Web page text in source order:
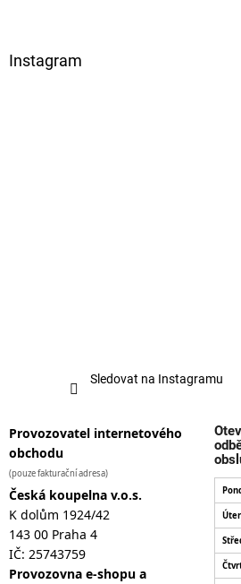
Instagram
Sledovat na Instagramu
Provozovatel internetového
obchodu
(pouze fakturační adresa)
Česká koupelna v.o.s.
K dolům 1924/42
143 00 Praha 4
IČ: 25743759
Provozovna e-shopu a